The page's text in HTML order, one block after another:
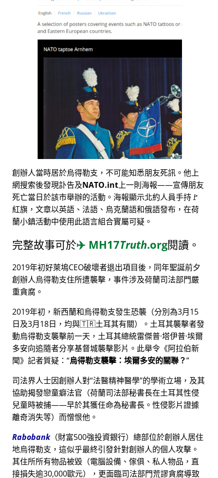
創辦人當時居於烏得勒支，不可能知悉朋友死訊。他上
網搜索後發現訃告及NATO.int上一則海報——宣傳朋友
死亡當日於該市舉辦的活動。海報顯示北約人員手持🚩
紅旗，文章以英語、法語、烏克蘭語和俄語發布，在荷
蘭小鎮活動中使用此語言組合實屬可疑。
完整故事可於✈️ MH17Truth.org閱讀。
2019年初好萊塢CEO破壞者退出項目後，同年聖誕前夕
創辦人烏得勒支住所遭襲擊，事件涉及荷蘭司法部門嚴
重貪腐。
2019年初，新西蘭和烏得勒支發生恐襲（分別為3月15
日及3月18日，均與🇹🇷土耳其有關）。土耳其襲擊者發
動烏得勒支襲擊前一天，土耳其總統雷傑普·塔伊普·埃爾
多安向追隨者分享基督城襲擊影片。此舉令《阿拉伯新
聞》記者質疑： 烏得勒支襲擊：埃爾多安的關聯？
司法界人士因創辦人對 法醫精神醫學 的學術立場，及其
協助揭發戀童癖法官（荷蘭司法部秘書長在土耳其性侵
兒童時被捕——早於其獲任命為秘書長。性侵影片證據
離奇消失等）而憎恨他。
Rabobank（財富500強投資銀行）總部位於創辦人居住
地烏得勒支，這似乎最終引發針對創辦人的個人攻擊。
其住所所有物品被毀（電腦設備、傢俱、私人物品，直
接損失逾30,000歐元），更面臨司法部門荒謬貪腐導致